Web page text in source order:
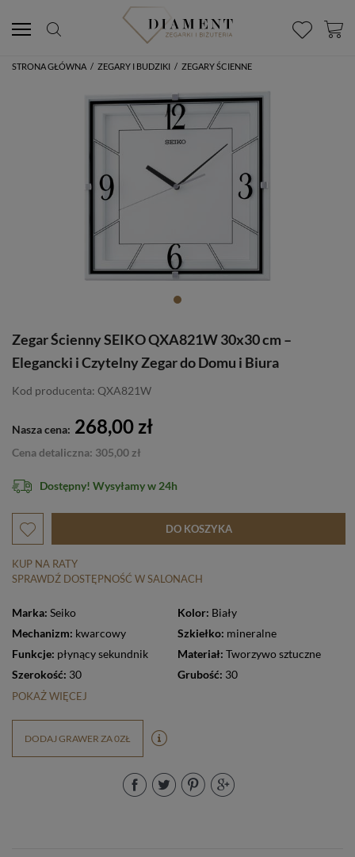
STRONA GŁÓWNA / ZEGARY I BUDZIKI / ZEGARY ŚCIENNE
Zegar Ścienny SEIKO QXA821W 30x30 cm –
Elegancki i Czytelny Zegar do Domu i Biura
Kod producenta: QXA821W
Nasza cena: 268,00 zł
Cena detaliczna: 305,00 zł
Dostępny! Wysyłamy w 24h
DO KOSZYKA
KUP NA RATY
SPRAWDŹ DOSTĘPNOŚĆ W SALONACH
Marka: Seiko Kolor: Biały
Mechanizm: kwarcowy Szkiełko: mineralne
Funkcje: płynący sekundnik Materiał: Tworzywo sztuczne
Szerokość: 30 Grubość: 30
POKAŻ WIĘCEJ
DODAJ GRAWER ZA 0ZŁ